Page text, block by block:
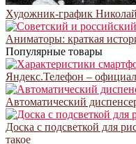
Художник-график
Аниматоры: краткая
Популярные товары
Яндекс.Телефон –
Автоматический
Доска с подсветкой для
такое